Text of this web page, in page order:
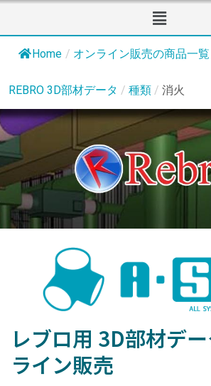
Home / オンライン販売の商品一覧
REBRO 3D部材データ / 種類 / 消火
レブロ用 3D部材デ
ライン販売